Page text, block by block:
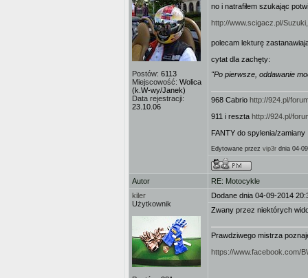
Postów: 6113
Miejscowość: Wolica
(k.W-wy/Janek)
Data rejestracji:
23.10.06
no i natrafiłem szukając
http://www.scigacz.pl/
polecam lekturę
cytat dla zachęty:
"Po pierwsze, oddawanie
968 Cabrio http://924.pl/
911 i reszta http://924.pl/
FANTY do spylenia/
Edytowane przez vip3r dnia 04-
Autor
RE: Motocykle
kiler
Użytkownik
Dodane dnia 04-09-2014
Zwany przez niektórych
Prawdziwego mistrza
https://www.facebook.com/